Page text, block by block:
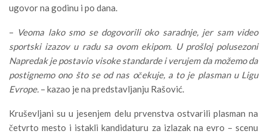
ugovor na godinu i po dana.
– Veoma lako smo se dogovorili oko saradnje, jer sam video
sportski izazov u radu sa ovom ekipom. U prošloj polusezoni
Napredak je postavio visoke standarde i verujem da možemo da
postignemo ono što se od nas očekuje, a to je plasman u Ligu
Evrope. – kazao je na predstavljanju Rašović.
Kruševljani su u jesenjem delu prvenstva ostvarili plasman na
četvrto mesto i istakli kandidaturu za izlazak na evro – scenu